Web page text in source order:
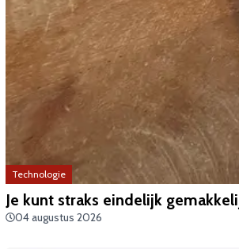
Technologie
Je kunt straks eindelijk
04 augustus 2026